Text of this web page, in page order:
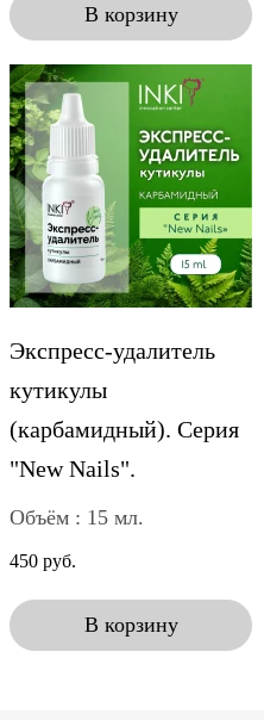
В корзину
Экспресс-удалитель
кутикулы
(карбамидный). Серия
"New Nails".
Объём : 15 мл.
450 руб.
В корзину